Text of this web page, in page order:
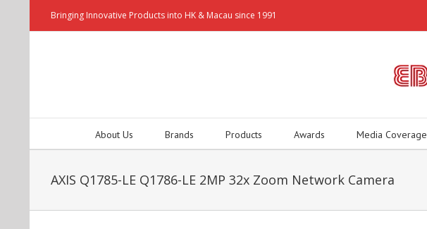
Bringing Innovative Products into HK & Macau since 1991
About Us Brands Products Awards Media Coverage
AXIS Q1785-LE Q1786-LE 2MP 32x Zoom Network Camera